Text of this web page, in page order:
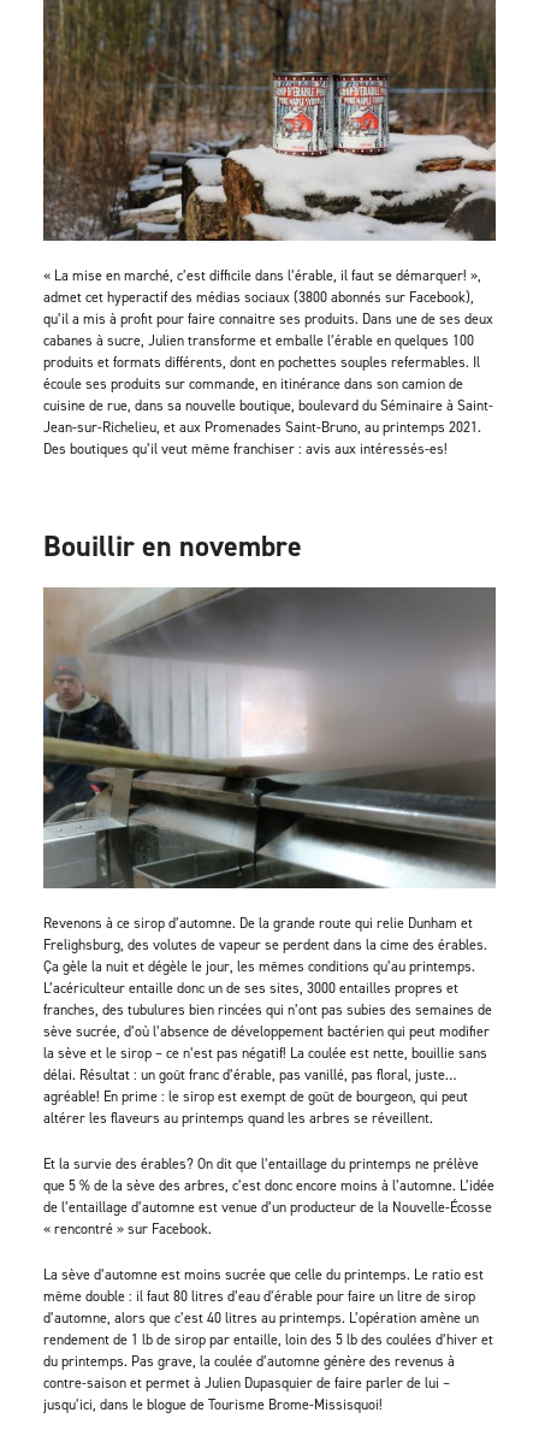
« La mise en marché, c’est difficile dans l’érable, il faut se démarquer! »,
admet cet hyperactif des médias sociaux (3800 abonnés sur Facebook),
qu’il a mis à profit pour faire connaitre ses produits. Dans une de ses deux
cabanes à sucre, Julien transforme et emballe l’érable en quelques 100
produits et formats différents, dont en pochettes souples refermables. Il
écoule ses produits sur commande, en itinérance dans son camion de
cuisine de rue, dans sa nouvelle boutique, boulevard du Séminaire à Saint-
Jean-sur-Richelieu, et aux Promenades Saint-Bruno, au printemps 2021.
Des boutiques qu’il veut même franchiser : avis aux intéressés-es!
Bouillir en novembre
Revenons à ce sirop d’automne. De la grande route qui relie Dunham et
Frelighsburg, des volutes de vapeur se perdent dans la cime des érables.
Ça gèle la nuit et dégèle le jour, les mêmes conditions qu’au printemps.
L’acériculteur entaille donc un de ses sites, 3000 entailles propres et
franches, des tubulures bien rincées qui n’ont pas subies des semaines de
sève sucrée, d’où l’absence de développement bactérien qui peut modifier
la sève et le sirop – ce n’est pas négatif! La coulée est nette, bouillie sans
délai. Résultat : un goût franc d’érable, pas vanillé, pas floral, juste…
agréable! En prime : le sirop est exempt de goût de bourgeon, qui peut
altérer les flaveurs au printemps quand les arbres se réveillent.
Et la survie des érables? On dit que l’entaillage du printemps ne prélève
que 5 % de la sève des arbres, c’est donc encore moins à l’automne. L’idée
de l’entaillage d’automne est venue d’un producteur de la Nouvelle-Écosse
« rencontré » sur Facebook.
La sève d’automne est moins sucrée que celle du printemps. Le ratio est
même double : il faut 80 litres d’eau d’érable pour faire un litre de sirop
d’automne, alors que c’est 40 litres au printemps. L’opération amène un
rendement de 1 lb de sirop par entaille, loin des 5 lb des coulées d’hiver et
du printemps. Pas grave, la coulée d’automne génère des revenus à
contre-saison et permet à Julien Dupasquier de faire parler de lui –
jusqu’ici, dans le blogue de Tourisme Brome-Missisquoi!